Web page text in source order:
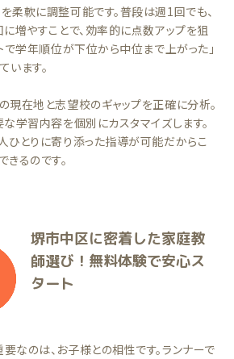
柔軟に調整可能です。普段は週1回でも、
増やすことで、効率的に点数アップを狙
で学年順位が下位から中位まで上がった」
います。
現在地と志望校のギャップを正確に分析。
な学習内容を個別にカスタマイズします。
ひとりに寄り添った指導が可能だからこ
るのです。
堺市中区に密着した家庭教
師選び！無料体験で安心ス
タート
なのは、お子様との相性です。ランナーで